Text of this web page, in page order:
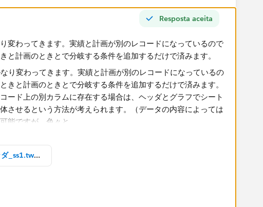
Resposta aceita
変わってきます。実績と計画が別のレコードになっているので
と計画のときとで分岐する条件を追加するだけで済みます。
ード上の別カラムに存在する場合は、ヘッダとグラフでシート
させるという方法が考えられます。（データの内容によっては
年度ごとの実績と計画のヘッダ_ss1.twbx